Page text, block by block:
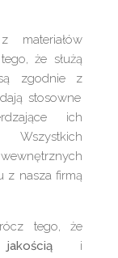
materiałów
że służą
zgodnie z
stosowne
ich
z nasza firmą
tego, że
i